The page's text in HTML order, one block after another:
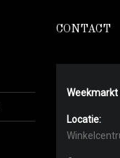
CONTACT
Weekmarkt
Locatie: